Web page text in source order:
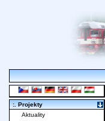
:. Projekty
Aktuality